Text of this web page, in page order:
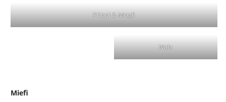
Püppi & Mogli
Nala
Miefi